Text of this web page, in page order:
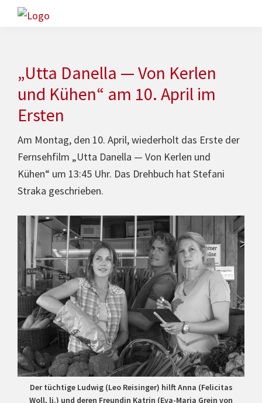
Hauptnavigation
Skip
„Utta Danella — Von Kerlen
und Kühen“ am 10. April im
Ersten
Am Montag, den 10. April, wie­der­holt das Erste der
Fern­seh­film „Utta Danella — Von Kerlen und
Kühen“ um 13:45 Uhr. Das Drehbuch hat Stefani
Straka geschrieben.
Der tüchtige Ludwig (Leo Reisinger) hilft Anna (Felicitas
Woll, li.) und deren Freundin Katrin (Eva-Maria Grein von